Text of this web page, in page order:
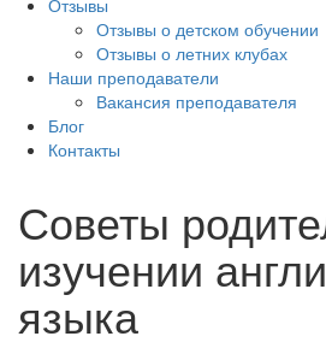
Отзывы
Отзывы о детском обучении
Отзывы о летних клубах
Наши преподаватели
Вакансия преподавателя
Блог
Контакты
Советы
изучении
языка